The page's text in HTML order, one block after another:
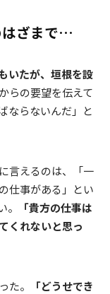
はざまで…
いたが、垣根を設
らの要望を伝えて
ならないんだ」と
言えるのは、「一
仕事がある」とい
「貴方の仕事は
くれないと思っ
た。
「どうせでき